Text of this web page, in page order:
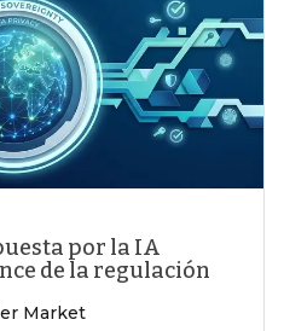
por la IA
de la regulación
Market